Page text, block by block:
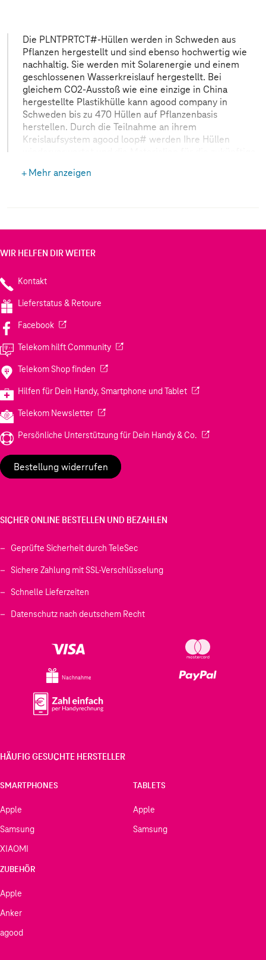
Die PLNTPRTCT#-Hüllen werden in Schweden aus
Pflanzen hergestellt und sind ebenso hochwertig wie
nachhaltig. Sie werden mit Solarenergie und einem
geschlossenen Wasserkreislauf hergestellt. Bei
gleichem CO2-Ausstoß wie eine einzige in China
hergestellte Plastikhülle kann agood company in
Schweden bis zu 470 Hüllen auf Pflanzenbasis
herstellen. Durch die Teilnahme an ihrem
Kreislaufsystem agood loop# werden Ihre Hüllen
Mehr anzeigen
WIR HELFEN DIR WEITER
Kontakt
Lieferstatus & Retoure
Facebook(Wird in einem neuen Tab geöffnet)
Telekom hilft Community(Wird in einem neuen Tab geöffnet)
Telekom Shop finden (Wird in einem neuen Tab geöffnet)
Hilfen für Dein Handy, Smartphone und Tablet(Wird in einem
Telekom Newsletter(Wird in einem neuen Tab geöffnet)
Persönliche Unterstützung für Dein Handy & Co. (Wird in einem
Bestellung widerrufen
SICHER ONLINE BESTELLEN UND BEZAHLEN
Geprüfte Sicherheit durch TeleSec
Sichere Zahlung mit SSL-Verschlüsselung
Schnelle Lieferzeiten
Datenschutz nach deutschem Recht
Nachnahme
HÄUFIG GESUCHTE HERSTELLER
SMARTPHONES
Apple
Samsung
XIAOMI
TABLETS
Apple
Samsung
ZUBEHÖR
Apple
Anker
agood